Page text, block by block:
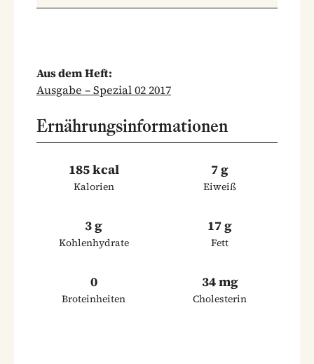
Aus dem Heft:
Ausgabe – Spezial 02 2017
Ernährungsinformationen
185 kcal
Kalorien
7 g
Eiweiß
3 g
Kohlenhydrate
17 g
Fett
0
Broteinheiten
34 mg
Cholesterin